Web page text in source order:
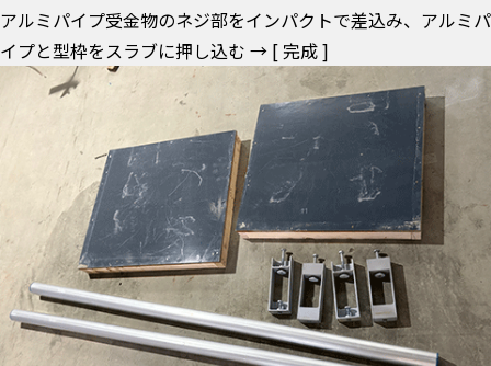
アルミパイプ受金物のネジ部をインパクトで差込み、アルミパ
イプと型枠をスラブに押し込む → [ 完成 ]